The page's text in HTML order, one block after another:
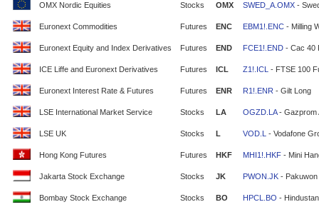
OMX Nordic Equities Stocks OMX SWED_A.OMX -
Euronext Commodities Futures ENC EBM1!.ENC - Milling
Euronext Equity and Index Derivatives Futures END FCE1!.END - Cac 40
ICE Liffe and Euronext Derivatives Futures ICL Z1!.ICL - FTSE 100
Euronext Interest Rate & Futures Futures ENR R1!.ENR - Gilt Long
LSE International Market Service Stocks LA OGZD.LA- Gazprom
LSE UK Stocks L VOD.L - Vodafone
Hong Kong Futures Futures HKF MHI1!.HKF - Mini
Jakarta Stock Exchange Stocks JK PWON.JK -
Bombay Stock Exchange Stocks BO HPCL.BO -